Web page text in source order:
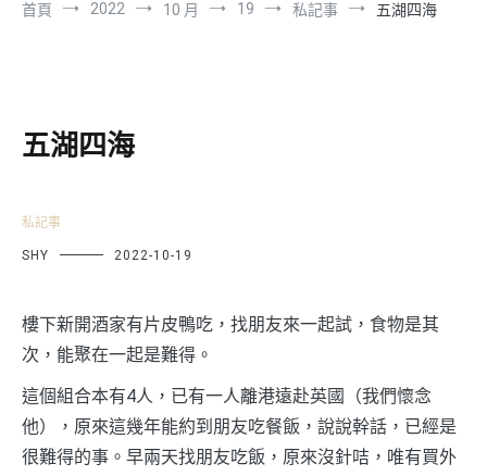
首頁 2022 10 月 19 私記事 五湖四海
五湖四海
私記事
SHY 2022-10-19
樓下新開酒家有片皮鴨吃，找朋友來一起試，食物是其
次，能聚在一起是難得。
這個組合本有4人，已有一人離港遠赴英國（我們懷念
他），原來這幾年能約到朋友吃餐飯，說說幹話，已經是
很難得的事。早兩天找朋友吃飯，原來沒針咭，唯有買外